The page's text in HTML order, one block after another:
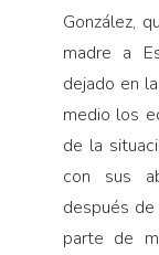
González,
madre a
dejado en
medio los
de la
con sus
después
parte de